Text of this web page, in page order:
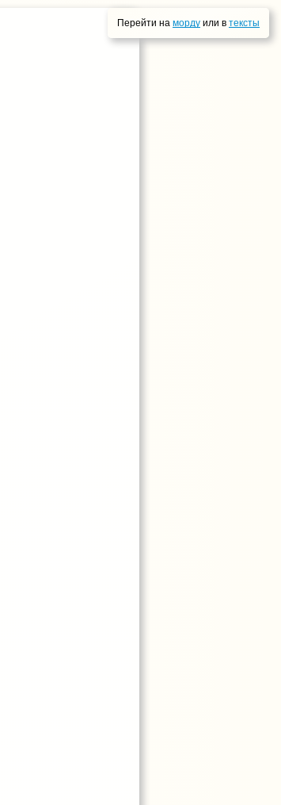
Перейти на морду или в тексты